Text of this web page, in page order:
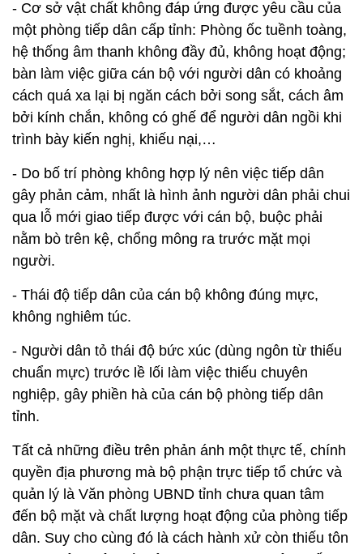
- Cơ sở vật chất không đáp ứng được yêu cầu của
một phòng tiếp dân cấp tỉnh: Phòng ốc tuềnh toàng,
hệ thống âm thanh không đầy đủ, không hoạt động;
bàn làm việc giữa cán bộ với người dân có khoảng
cách quá xa lại bị ngăn cách bởi song sắt, cách âm
bởi kính chắn, không có ghế để người dân ngồi khi
trình bày kiến nghị, khiếu nại,…
- Do bố trí phòng không hợp lý nên việc tiếp dân
gây phản cảm, nhất là hình ảnh người dân phải chui
qua lỗ mới giao tiếp được với cán bộ, buộc phải
nằm bò trên kệ, chổng mông ra trước mặt mọi
người.
- Thái độ tiếp dân của cán bộ không đúng mực,
không nghiêm túc.
- Người dân tỏ thái độ bức xúc (dùng ngôn từ thiếu
chuẩn mực) trước lề lối làm việc thiếu chuyên
nghiệp, gây phiền hà của cán bộ phòng tiếp dân
tỉnh.
Tất cả những điều trên phản ánh một thực tế, chính
quyền địa phương mà bộ phận trực tiếp tổ chức và
quản lý là Văn phòng UBND tỉnh chưa quan tâm
đến bộ mặt và chất lượng hoạt động của phòng tiếp
dân. Suy cho cùng đó là cách hành xử còn thiếu tôn